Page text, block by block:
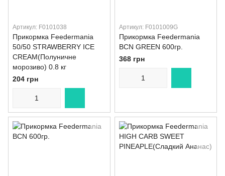
Артикул: F0101038
Прикормка Feedermania
50/50 STRAWBERRY ICE
CREAM(Полуничне
морозиво) 0.8 кг
204 грн
Артикул: F0101009G
Прикормка Feedermania
BCN GREEN 600гр.
368 грн